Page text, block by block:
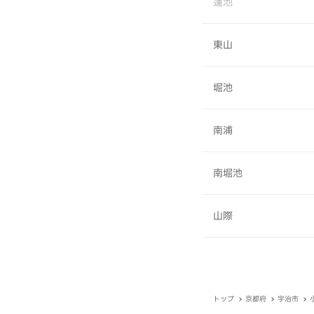
東山
堀池
南浦
南堀池
山際
トップ 京都府 宇治市